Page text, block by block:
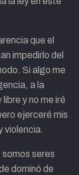
que el
impedirlo del
Si algo me
a la
y no me iré
ejerceré mis
violencia.
seres
dominó de